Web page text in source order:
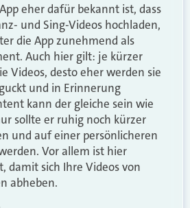
eher dafür bekannt ist, dass
und Sing-Videos hochladen,
die App zunehmend als
Auch hier gilt: je kürzer
Videos, desto eher werden sie
und in Erinnerung
kann der gleiche sein wie
sollte er ruhig noch kürzer
und auf einer persönlicheren
Vor allem ist hier
damit sich Ihre Videos von
abheben.